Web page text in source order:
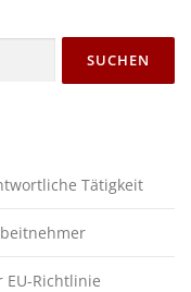
Tätigkeit
Richtlinie